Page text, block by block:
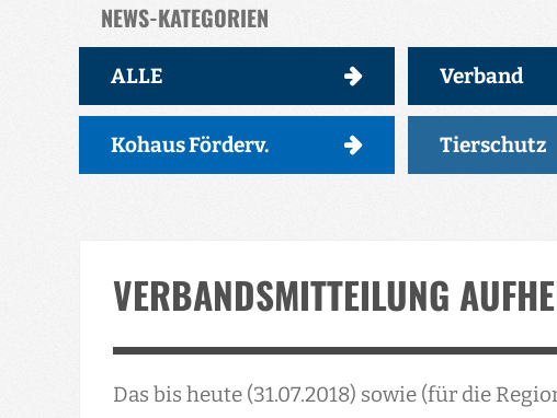
NEWS-KATEGORIEN
ALLE Verband
Kohaus Förderv. Tierschutz
VERBANDSMITTEILUNG
Das bis heute (31.07.2018) sowie (für die